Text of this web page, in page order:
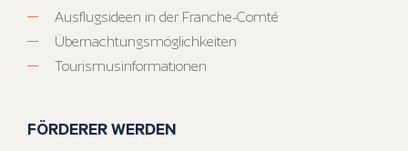
Ausflugsideen in der Franche-Comté
Übernachtungsmöglichkeiten
Tourismusinformationen
FÖRDERER WERDEN